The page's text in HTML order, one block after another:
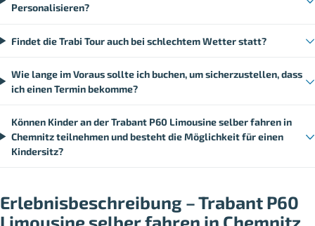
Personalisieren?
Findet die Trabi Tour auch bei schlechtem Wetter statt?
Wie lange im Voraus sollte ich buchen, um sicherzustellen, dass
ich einen Termin bekomme?
Können Kinder an der Trabant P60 Limousine selber fahren in
Chemnitz teilnehmen und besteht die Möglichkeit für einen
Kindersitz?
Erlebnisbeschreibung – Trabant P60
Limousine selber fahren in Chemnitz